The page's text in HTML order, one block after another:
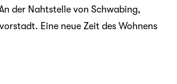
der Nahtstelle von Schwabing,
Eine neue Zeit des Wohnens